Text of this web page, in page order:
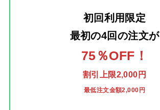
初回利用限定
最初の4回の注文が
75％OFF！
割引上限2,000円
最低注文金額2,000円